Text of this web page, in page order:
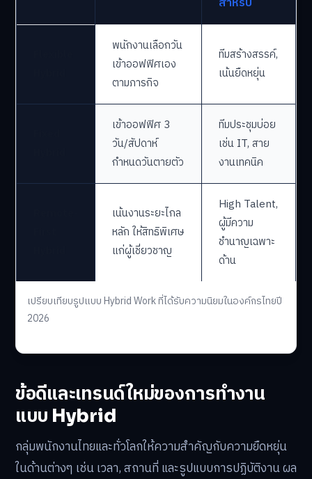
เปรียบเทียบรูปแบบ Hybrid Work ที่ได้รับความนิยมในองค์กรไทยปี
2026
พนักงานเลือกวัน
เข้าออฟฟิศเอง
ตามภารกิจ
ทีมสร้างสรรค์,
เน้นยืดหยุ่น
เข้าออฟฟิศ 3
วัน/สัปดาห์
กำหนดวันตายตัว
ทีมประชุมบ่อย
เช่น IT, สาย
งานเทคนิค
เน้นงานระยะไกล
หลัก ให้สิทธิพิเศษ
แก่ผู้เชี่ยวชาญ
High Talent,
ผู้มีความ
ชำนาญเฉพาะ
ด้าน
ข้อดีและเทรนด์ใหม่ของการทำงาน
แบบ Hybrid
กลุ่มพนักงานไทยและทั่วโลกให้ความสำคัญกับความยืดหยุ่น
ในด้านต่างๆ เช่น เวลา, สถานที่ และรูปแบบการปฏิบัติงาน ผล